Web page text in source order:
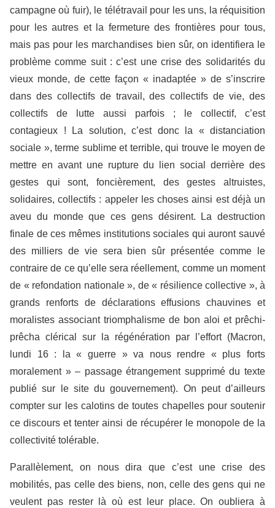
campagne où fuir), le télétravail pour les uns, la réquisition
pour les autres et la fermeture des frontières pour tous,
mais pas pour les marchandises bien sûr, on identifiera le
problème comme suit : c’est une crise des solidarités du
vieux monde, de cette façon « inadaptée » de s’inscrire
dans des collectifs de travail, des collectifs de vie, des
collectifs de lutte aussi parfois ; le collectif, c’est
contagieux ! La solution, c’est donc la « distanciation
sociale », terme sublime et terrible, qui trouve le moyen de
mettre en avant une rupture du lien social derrière des
gestes qui sont, foncièrement, des gestes altruistes,
solidaires, collectifs : appeler les choses ainsi est déjà un
aveu du monde que ces gens désirent. La destruction
finale de ces mêmes institutions sociales qui auront sauvé
des milliers de vie sera bien sûr présentée comme le
contraire de ce qu’elle sera réellement, comme un moment
de « refondation nationale », de « résilience collective », à
grands renforts de déclarations effusions chauvines et
moralistes associant triomphalisme de bon aloi et prêchi-
prêcha clérical sur la régénération par l’effort (Macron,
lundi 16 : la « guerre » va nous rendre « plus forts
moralement » – passage étrangement supprimé du texte
publié sur le site du gouvernement). On peut d’ailleurs
compter sur les calotins de toutes chapelles pour soutenir
ce discours et tenter ainsi de récupérer le monopole de la
collectivité tolérable.
Parallèlement, on nous dira que c’est une crise des
mobilités, pas celle des biens, non, celle des gens qui ne
veulent pas rester là où est leur place. On oubliera à